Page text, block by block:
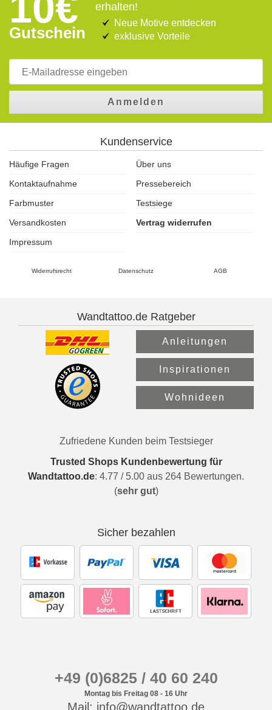
Gutschein
erhalten!
Neue Motive entdecken
exklusive Vorteile
Anmelden
Kundenservice
Häufige Fragen
Über uns
Kontaktaufnahme
Pressebereich
Farbmuster
Testsiege
Versandkosten
Vertrag widerrufen
Impressum
Widerrufsrecht Datenschutz AGB
Wandtattoo.de Ratgeber
Anleitungen
Inspirationen
Wohnideen
Zufriedene Kunden beim Testsieger
Trusted Shops Kundenbewertung für
Wandtattoo.de: 4.77 / 5.00 aus 264 Bewertungen.
(sehr gut)
Sicher bezahlen
+49 (0)6825 / 40 60 240
Montag bis Freitag 08 - 16 Uhr
Mail: info@wandtattoo.de